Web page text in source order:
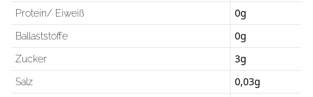
Protein/ Eiweiß 0g
Ballaststoffe 0g
Zucker 3g
Salz 0,03g